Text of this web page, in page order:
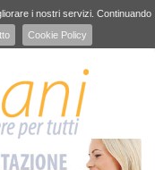
i nostri servizi. Continuando
Cookie Policy